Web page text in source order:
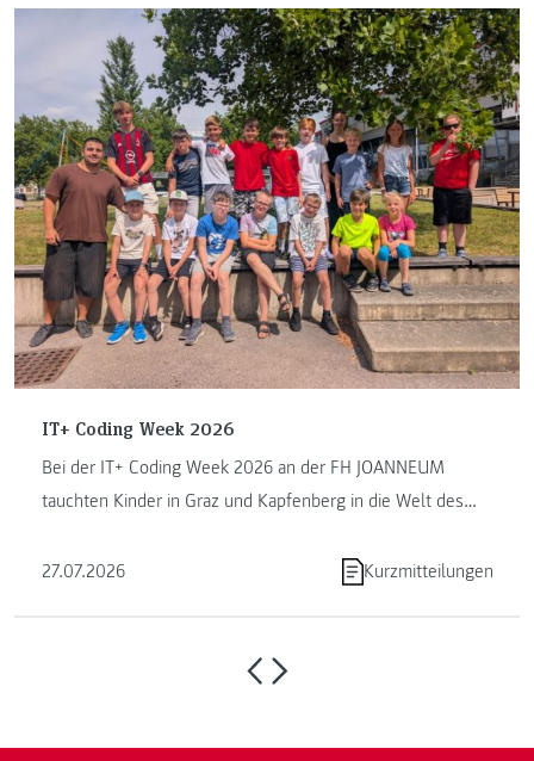
IT+ Coding Week 2026
Bei der IT+ Coding Week 2026 an der FH JOANNEUM
tauchten Kinder in Graz und Kapfenberg in die Welt des
27.07.2026
Kurzmitteilungen